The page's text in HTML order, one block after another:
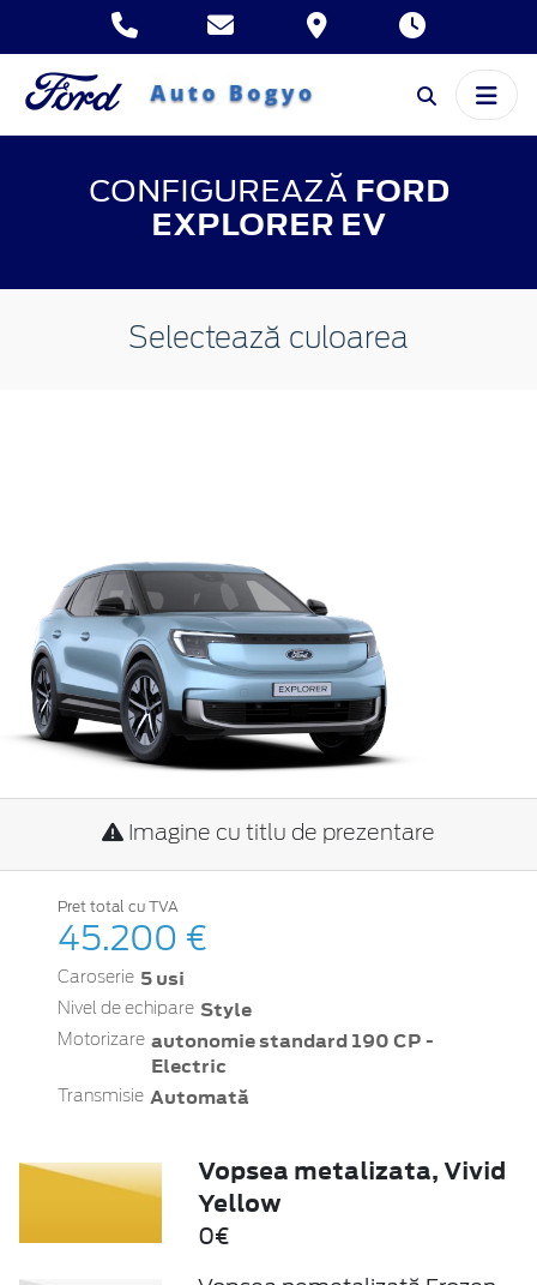
CONFIGUREAZĂ FORD
EXPLORER EV
Selectează culoarea
Imagine cu titlu de prezentare
Pret total cu TVA
45.200 €
Caroserie 5 usi
Nivel de echipare Style
Motorizare autonomie standard 190 CP -
Electric
Transmisie Automată
Vopsea metalizata, Vivid
Yellow
0€